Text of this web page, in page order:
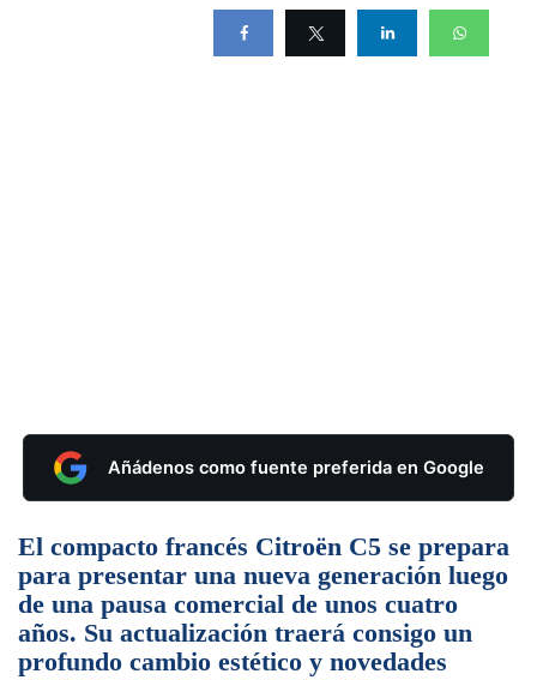
Añádenos como fuente preferida en Google
El compacto francés Citroën C5 se prepara
para presentar una nueva generación luego
de una pausa comercial de unos cuatro
años. Su actualización traerá consigo un
profundo cambio estético y novedades